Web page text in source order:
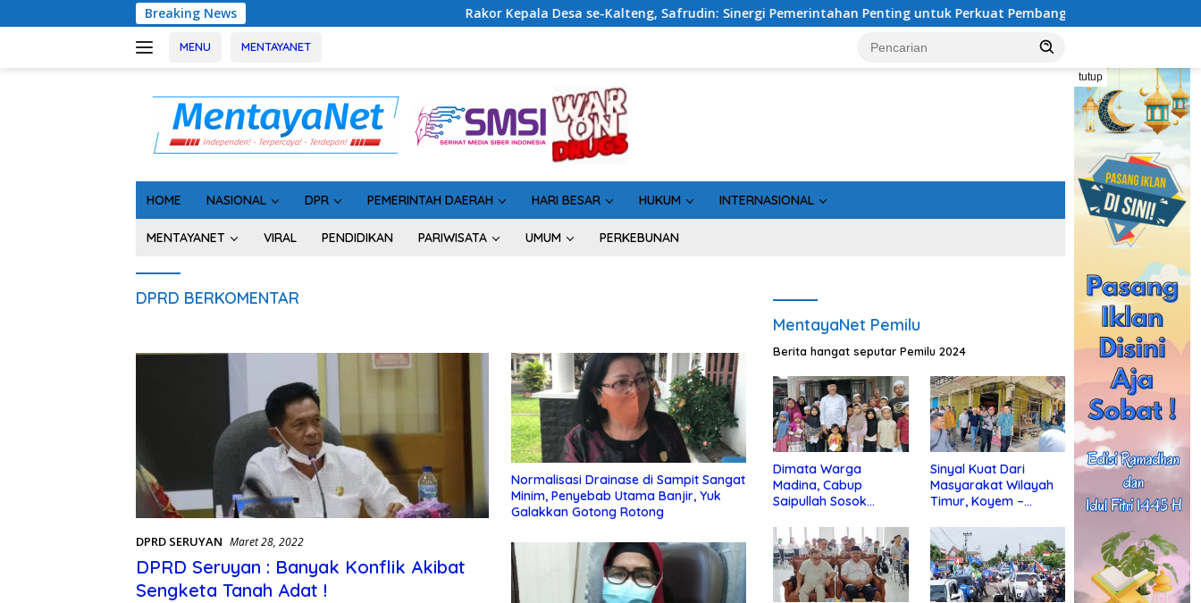
ke
Breaking News Rakor Kepala Desa se-Kalteng, Safrudin: Sinergi Pemerintahan Penting untuk Perkuat Pembangunan Desa
MENU MENTAYANET
tutup
HOME NASIONAL DPR PEMERINTAH DAERAH HARI BESAR HUKUM INTERNASIONAL
MENTAYANET VIRAL PENDIDIKAN PARIWISATA UMUM PERKEBUNAN
DPRD BERKOMENTAR
DPRD SERUYAN Maret 28, 2022
DPRD Seruyan : Banyak Konflik Akibat
Sengketa Tanah Adat !
Normalisasi Drainase di Sampit Sangat
Minim, Penyebab Utama Banjir, Yuk
Galakkan Gotong Rotong
MentayaNet Pemilu
Berita hangat seputar Pemilu 2024
Dimata Warga
Madina, Cabup
Saipullah Sosok
Anak Yatim
Sinyal Kuat Dari
Masyarakat Wilayah
Timur, Koyem –
di Kotim